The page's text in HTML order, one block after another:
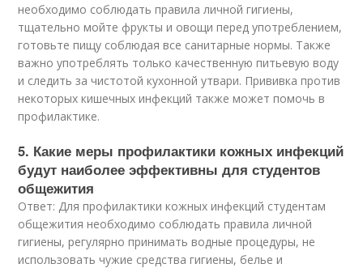
необходимо соблюдать правила личной гигиены,
тщательно мойте фрукты и овощи перед употреблением,
готовьте пищу соблюдая все санитарные нормы. Также
важно употреблять только качественную питьевую воду
и следить за чистотой кухонной утвари. Прививка против
некоторых кишечных инфекций также может помочь в
профилактике.
5. Какие меры профилактики кожных инфекций
будут наиболее эффективны для студентов
общежития
Ответ: Для профилактики кожных инфекций студентам
общежития необходимо соблюдать правила личной
гигиены, регулярно принимать водные процедуры, не
использовать чужие средства гигиены, белье и